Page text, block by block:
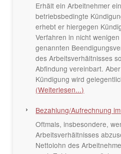
Erhält ein Arbeitnehmer
betriebsbedingte
erhebt er hiergegen
Verfahren in nicht
genannten
des Arbeitsverhältnisses
Abfindung vereinbart.
Kündigung wird
(Weiterlesen...)
Bezahlung/Aufrechnung
Oftmals, insbesondere,
Arbeitsverhältnisses
Nettolohn des